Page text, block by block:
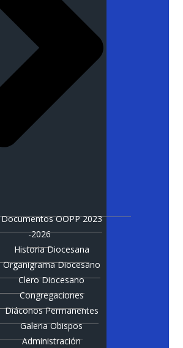
Documentos OOPP 2023
-2026
Historia Diocesana
Organigrama Diocesano
Clero Diocesano
Congregaciones
Diáconos Permanentes
Galeria Obispos
Administración